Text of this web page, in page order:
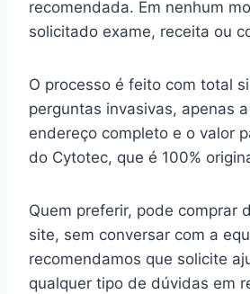
recomendada. Em nenhum
solicitado exame, receita ou
O processo é feito com total
perguntas invasivas, apenas
endereço completo e o valor
do Cytotec, que é 100%
Quem preferir, pode comprar
site, sem conversar com a
recomendamos que solicite
qualquer tipo de dúvidas em